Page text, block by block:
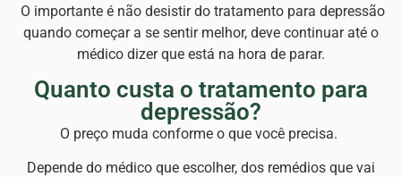
O importante é não desistir do tratamento para depressão
quando começar a se sentir melhor, deve continuar até o
médico dizer que está na hora de parar.
Quanto custa o tratamento para
depressão?
O preço muda conforme o que você precisa.
Depende do médico que escolher, dos remédios que vai